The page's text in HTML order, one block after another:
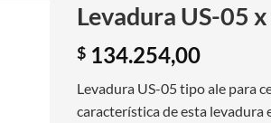
Levadura US-05
$ 134.254,00
Levadura US-05 tipo ale para
característica de esta levadura